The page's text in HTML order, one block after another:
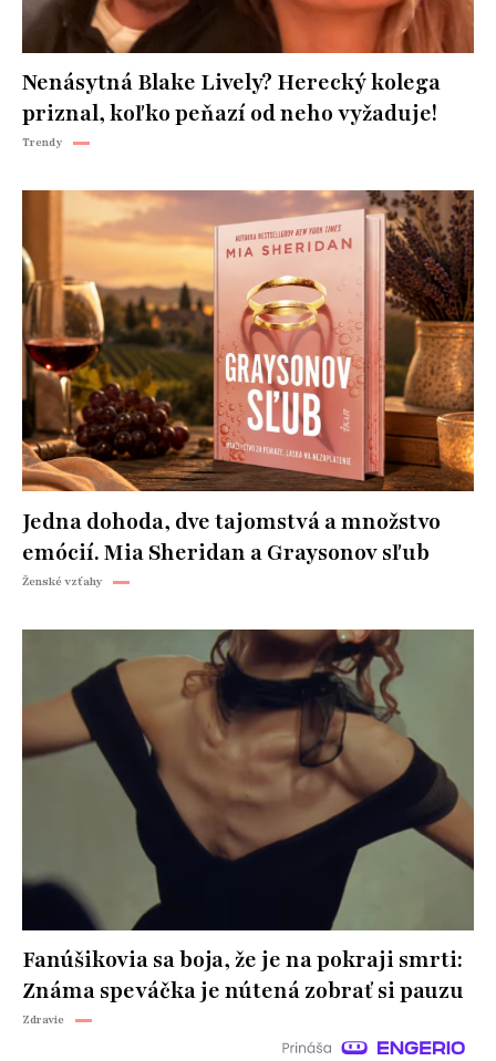
Nenásytná Blake Lively? Herecký kolega
priznal, koľko peňazí od neho vyžaduje!
Trendy
Jedna dohoda, dve tajomstvá a množstvo
emócií. Mia Sheridan a Graysonov sľub
Ženské vzťahy
Fanúšikovia sa boja, že je na pokraji smrti:
Známa speváčka je nútená zobrať si pauzu
Zdravie